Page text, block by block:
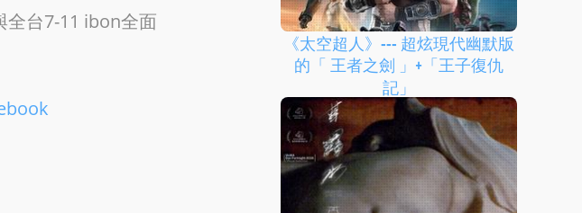
全台7-11 ibon全面
《太空超人》--- 超炫現代幽默版
的「 王者之劍 」+「王子復仇
記」